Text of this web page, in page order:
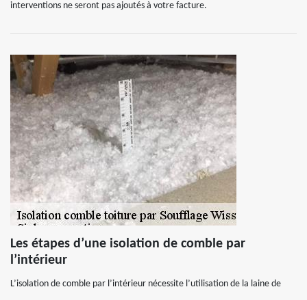
interventions ne seront pas ajoutés à votre facture.
Les étapes d’une isolation de comble par
l’intérieur
L’isolation de comble par l’intérieur nécessite l’utilisation de la laine de